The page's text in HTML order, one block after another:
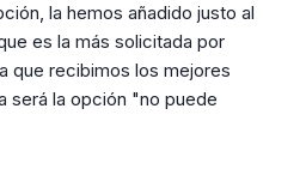
la hemos añadido justo al
es la más solicitada por
que recibimos los mejores
será la opción "no puede